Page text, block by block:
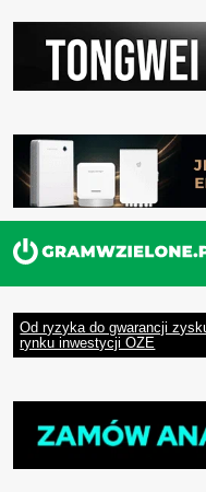
Od ryzyka do gwarancji
rynku inwestycji OZE